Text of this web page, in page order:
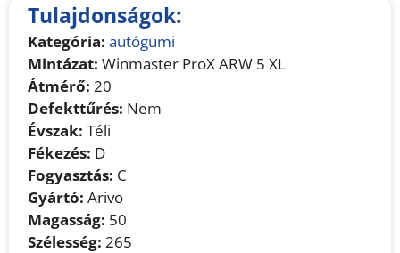
Tulajdonságok:
Kategória: autógumi
Mintázat: Winmaster ProX ARW 5 XL
Átmérő: 20
Defekttűrés: Nem
Évszak: Téli
Fékezés: D
Fogyasztás: C
Gyártó: Arivo
Magasság: 50
Szélesség: 265